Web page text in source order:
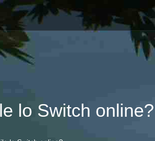
lo Switch online?